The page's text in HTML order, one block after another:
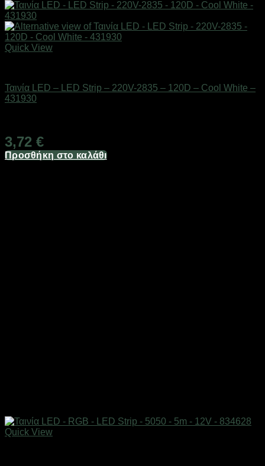
Quick View
Ταινία LED – LED Strip – 220V-2835 – 120D – Cool White –
431930
3,72 €
Προσθήκη στο καλάθι
Quick View